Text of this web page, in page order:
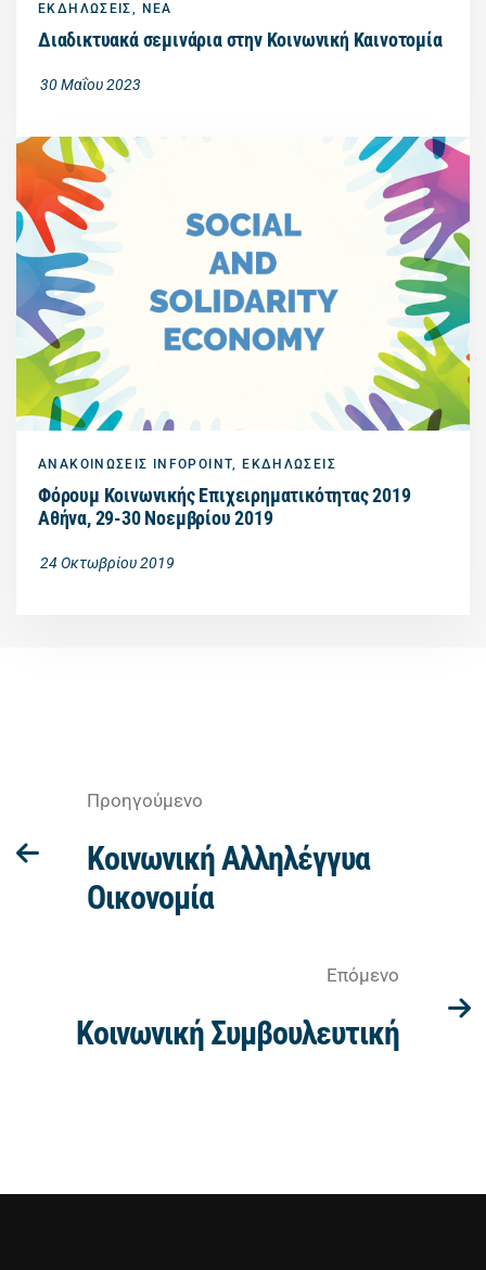
ΕΚΔΗΛΩΣΕΙΣ ΝΕΑ
Διαδικτυακά σεμινάρια στην Κοινωνική Καινοτομία
30 Μαΐου 2023
ΑΝΑΚΟΙΝΩΣΕΙΣ INFOPOINT, ΕΚΔΗΛΩΣΕΙΣ
Φόρουμ Κοινωνικής Επιχειρηματικότητας 2019
Αθήνα, 29-30 Νοεμβρίου 2019
24 Οκτωβρίου 2019
Προηγούμενο
Κοινωνική Αλληλέγγυα
Οικονομία
Επόμενο
Κοινωνική Συμβουλευτική